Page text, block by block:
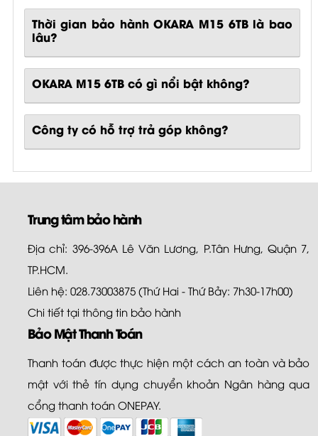
Thời gian bảo hành OKARA M15 6TB là bao
lâu?
OKARA M15 6TBcó gì nổi bật không?
Công ty có hỗ trợ trả góp không?
Trung tâm bảo hành
Địa chỉ: 396-396A Lê Văn Lương, P.Tân Hưng, Quận 7,
TP.HCM.
Liên hệ: 028.73003875 (Thứ Hai - Thứ Bảy: 7h30-17h00)
Chi tiết tại thông tin bảo hành
Bảo Mật Thanh Toán
Thanh toán được thực hiện một cách an toàn và bảo
mật với thẻ tín dụng chuyển khoản Ngân hàng qua
cổng thanh toán ONEPAY.